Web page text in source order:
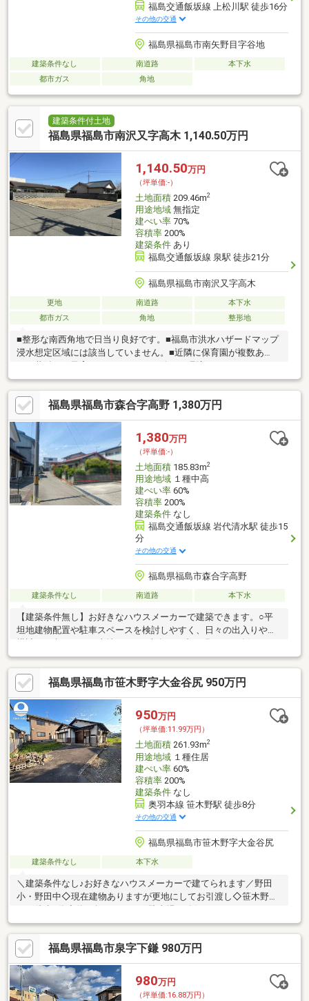
福島交通飯坂線 上松川駅 徒歩16分
その他の交通
福島県福島市南矢野目字谷地
建築条件なし 南道路
本下水
都市ガス
角地
建築条件付土地
福島県福島市南沢又字高木 1,140.50万円
1,140.50万円
（坪単価:-）
土地面積209.46m2
用途地域無指定
建ぺい率70%
容積率200%
建築条件あり
福島交通飯坂線 泉駅 徒歩21分
福島県福島市南沢又字高木
更地 南道路
本下水
都市ガス
角地 整形地
■整形な南西角地で日当り良好です。■福島市洪水ハザードマップ
浸水想定区域には該当していません。■近隣に保育園が複数あ
■落ち着いた住宅地で静かな周辺環境です。■福島西道路沿いのス
ーパーなど日用品の商業施設が充実したエリアへのアクセスが良
好です。■南西角地63坪は高い資産価値の維持を期待できます。■
東北ミサワホームの建築条件付きとなります。
福島県福島市森合字高野 1,380万円
1,380万円
（坪単価:-）
土地面積185.83m2
用途地域１種中高
建ぺい率60%
容積率200%
建築条件なし
福島交通飯坂線 岩代清水駅 徒歩15
分
その他の交通
福島県福島市森合字高野
建築条件なし 南道路 本下水
【建築条件無し】お好きなハウスメーカーで建築できます。○平
坦地建物配置や駐車スペースを検討しやすく、日々の出入りや外
すく、洗濯物や室内の採光にも配慮しやすい可能性があります。
○接道約18m間口にゆとりがあるため、車の出入りや複数台駐車の
計画を検討しやすい点が魅力です。○土地面積50坪以上建物・駐
車場・庭スペースをバランスよく配置しやすく、暮らし方に合わ
せた計画がしやすい広さです。○前面道路：公道約4m公道に面し
ているため通行面の確認がしやすく、幅員約4mあることで建築計
画も検討しやすい道路条件です。
福島県福島市笹木野字大金谷尻 950万円
950万円
（坪単価:11.99万円）
土地面積261.93m2
用途地域１種住居
建ぺい率60%
容積率200%
建築条件なし
奥羽本線 笹木野駅 徒歩8分
その他の交通
福島県福島市笹木野字大金谷尻
建築条件なし 本下水
＼建築条件なし♪お好きなハウスメーカーで建てられます／野田
小・野田中◇現在建物ありますが更地にしてお引渡し◇笹木野駅
まで徒歩8分◇約79坪としっかり駐車場も確保！
福島県福島市泉字下鎌 980万円
980万円
（坪単価:16.88万円）